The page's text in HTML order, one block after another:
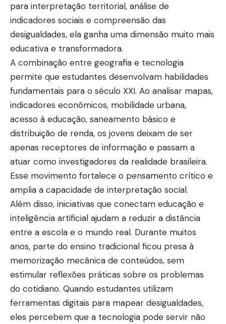
para interpretação territorial, análise de
indicadores sociais e compreensão das
desigualdades, ela ganha uma dimensão muito mais
educativa e transformadora.
A combinação entre geografia e tecnologia
permite que estudantes desenvolvam habilidades
fundamentais para o século XXI. Ao analisar mapas,
indicadores econômicos, mobilidade urbana,
acesso à educação, saneamento básico e
distribuição de renda, os jovens deixam de ser
apenas receptores de informação e passam a
atuar como investigadores da realidade brasileira.
Esse movimento fortalece o pensamento crítico e
amplia a capacidade de interpretação social.
Além disso, iniciativas que conectam educação e
inteligência artificial ajudam a reduzir a distância
entre a escola e o mundo real. Durante muitos
anos, parte do ensino tradicional ficou presa à
memorização mecânica de conteúdos, sem
estimular reflexões práticas sobre os problemas
do cotidiano. Quando estudantes utilizam
ferramentas digitais para mapear desigualdades,
eles percebem que a tecnologia pode servir não